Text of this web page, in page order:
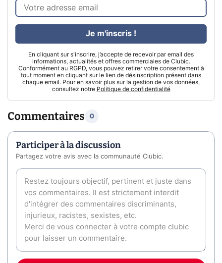
En cliquant sur s'inscrire, j’accepte de recevoir par email des
informations, actualités et offres commerciales de Clubic.
Conformément au RGPD, vous pouvez retirer votre consentement à
tout moment en cliquant sur le lien de désinscription présent dans
chaque email. Pour en savoir plus sur la gestion de vos données,
consultez notre Politique de confidentialité
Je m'inscris !
Commentaires 0
Participer à la discussion
Partagez votre avis avec la communauté Clubic.